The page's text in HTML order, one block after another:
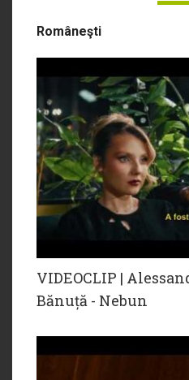
Româneşti
VIDEOCLIP |
Bănuță - Nebun